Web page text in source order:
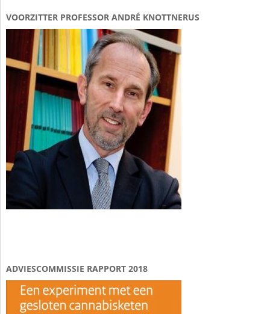
VOORZITTER PROFESSOR ANDRÉ KNOTTNERUS
ADVIESCOMMISSIE RAPPORT 2018